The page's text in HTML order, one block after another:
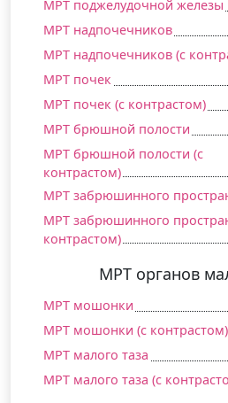
МРТ поджелудочной железы
МРТ надпочечников
МРТ надпочечников (c
МРТ почек
МРТ почек (c контрастом)
МРТ брюшной полости
МРТ брюшной полости (c
контрастом)
МРТ забрюшинного
МРТ забрюшинного
контрастом)
МРТ органов
МРТ мошонки
МРТ мошонки (c контрастом)
МРТ малого таза
МРТ малого таза (c